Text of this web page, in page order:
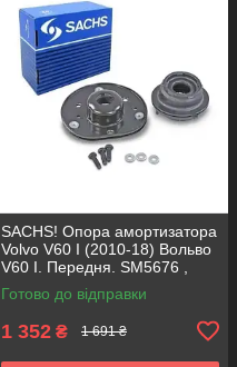
SACHS! Опора амортизатора
Volvo V60 I (2010-18) Вольво
V60 I. Передня. SM5676 ,
803053 , KB652.30
Готово до відправки
1 352 ₴ 1 691 ₴